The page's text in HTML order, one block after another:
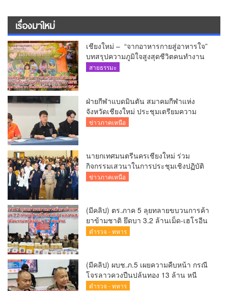
เรื่องมาใหม่
เชียงใหม่ – “จากอาหารกายสู่อาหารใจ”
บทสรุปความภูมิใจสูงสุดชีวิตคนทำงาน
ได้ถวายรายงาน “โคก หนอง นา วัดสันมะ
สายธรรมะ
ฝ่ายกีฬาแบดมินตัน สมาคมกีฬาแห่ง
จังหวัดเชียงใหม่ ประชุมเตรียมความ
พร้อมคัดเลือกนักกีฬาเยาวชน ยุวชน และ
ข่าวภาคเหนือ
นายกเทศมนตรีนครเชียงใหม่ ร่วม
กิจกรรมเสวนาในการประชุมเชิงปฏิบัติ
การป้องกันการทุจริตเชิงรุก ขับเคลื่อน
ข่าวภาคเหนือ
(มีคลิป) ตร.ภาค 5 ลุยทลายขบวนการค้า
ยาข้ามชาติ ยึดบา 3.2 ล้านเม็ด-เฮโรอีน
เพียบ ผลงานสะสม 10 เดือนรวบทรัพย์
ตำรวจ - ทหาร
(มีคลิป) ผบช.ภ.5 เผยความคืบหน้า กรณี
โจรลาวควงปืนปล้นทอง 13 ล้าน หนี
กบดานแขวงบ่อแก้ว
ตำรวจ - ทหาร